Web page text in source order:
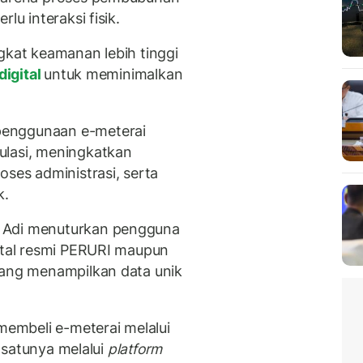
interaksi fisik.
keamanan lebih tinggi
untuk meminimalkan
e-meterai
meningkatkan
administrasi, serta
menuturkan pengguna
resmi PERURI maupun
menampilkan data unik
e-meterai melalui
melalui platform